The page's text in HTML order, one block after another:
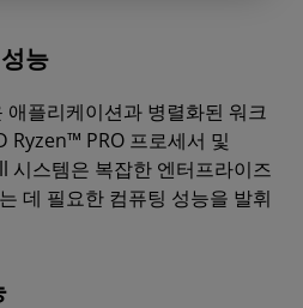
능
플리케이션과 병렬화된 워크
Ryzen™ PRO 프로세서 및
시스템은 복잡한 엔터프라이즈
데 필요한 컴퓨팅 성능을 발휘